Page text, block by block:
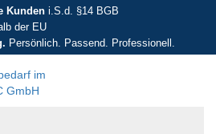
Kunden i.S.d. §14 BGB
der EU
Persönlich. Passend. Professionell.